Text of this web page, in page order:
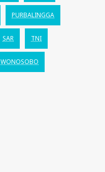
PURBALINGGA
SAR TNI
WONOSOBO